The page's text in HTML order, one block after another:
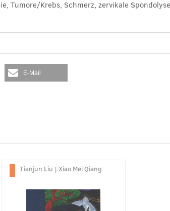
Tumore/Krebs, Schmerz, zervikale
E-Mail
Tianjun Liu | Xiao Mei Qiang